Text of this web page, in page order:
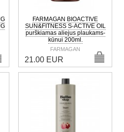
FARMAGAN BIOACTIVE
SUN&FITNESS S-ACTIVE OIL
purškiamas aliejus plaukams-
kūnui 200ml.
FARMAGAN
21.00 EUR